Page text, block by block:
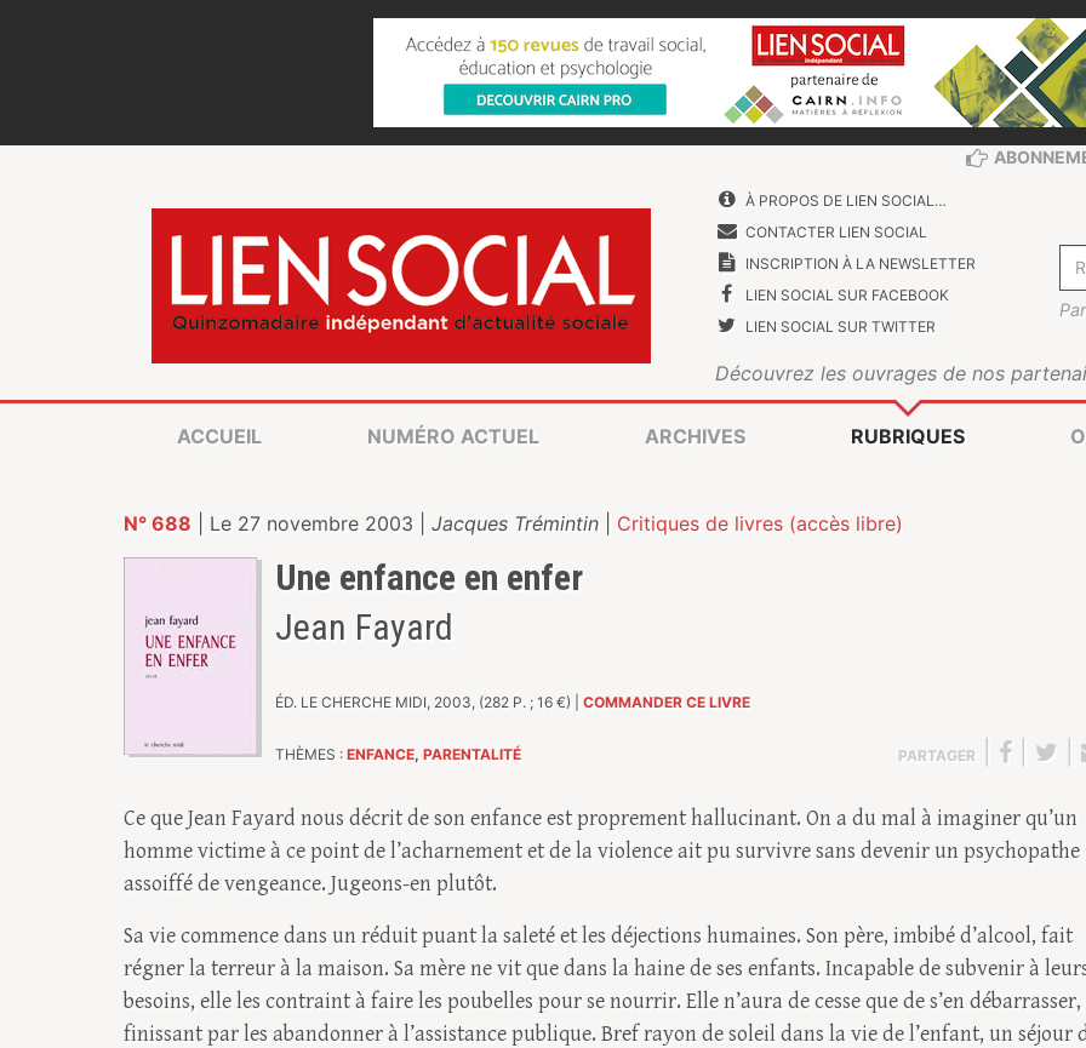
À PROPOS DE LIEN SOCIAL…
CONTACTER LIEN SOCIAL
INSCRIPTION À LA NEWSLETTER
LIEN SOCIAL SUR FACEBOOK
LIEN SOCIAL SUR TWITTER
Découvrez les ouvrages de nos
ACCUEIL NUMÉRO ACTUEL ARCHIVES RUBRIQUES
N° 688 | Le 27 novembre 2003 | Jacques Trémintin Critiques de livres (accès libre)
Une enfance en enfer
Jean Fayard
ÉD. LE CHERCHE MIDI, 2003, (282 P. ; 16 €) | COMMANDER CE LIVRE
THÈMES : ENFANCE, PARENTALITÉ PARTAGER
Ce que Jean Fayard nous décrit de son enfance est proprement hallucinant. On a du mal à imaginer qu’un
homme victime à ce point de l’acharnement et de la violence ait pu survivre sans devenir un psychopathe
assoiffé de vengeance. Jugeons-en plutôt.
Sa vie commence dans un réduit puant la saleté et les déjections humaines. Son père, imbibé d’alcool, fait
régner la terreur à la maison. Sa mère ne vit que dans la haine de ses enfants. Incapable de subvenir à
besoins, elle les contraint à faire les poubelles pour se nourrir. Elle n’aura de cesse que de s’en débarrasser,
finissant par les abandonner à l’assistance publique. Bref rayon de soleil dans la vie de l’enfant, un séjour